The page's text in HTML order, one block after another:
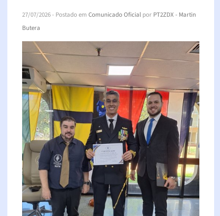
27/07/2026- Postado em Comunicado Oficial por PT2ZDX - Martin
Butera